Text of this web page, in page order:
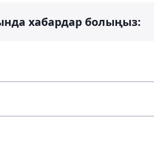
хабардар болыңыз: